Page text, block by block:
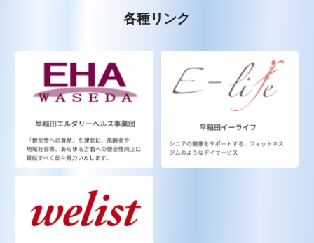
各種リンク